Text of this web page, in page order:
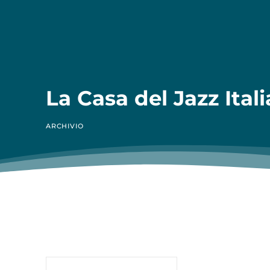
La Casa del Jazz
ARCHIVIO